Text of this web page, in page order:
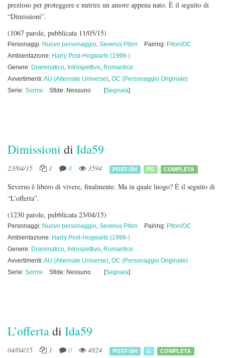
prezioso per proteggere e nutrire un amore appena nato. È il seguito di
“Dimissioni”.
(1067 parole, pubblicata 11/05/15)
Personaggi: Nuovo personaggio, Severus Piton Pairing: Piton/OC
Ambientazione: Harry Post-Hogwarts (1998-)
Genere: Drammatico, Introspettivo, Romantico
Avvertimenti:AU (Alternate Universe), OC (Personaggio Originale)
Serie: Sorrisi Sfide: Nessuno [Segnala]
Dimissioni di Ida59
23/04/15 1 0 3594 POST-DH PG COMPLETA
Severus è libero di vivere, finalmente. Ma in quale luogo? È il seguito di
“L’offerta”.
(1230 parole, pubblicata 23/04/15)
Personaggi: Nuovo personaggio, Severus Piton Pairing: Piton/OC
Ambientazione: Harry Post-Hogwarts (1998-)
Genere: Drammatico, Introspettivo, Romantico
Avvertimenti:AU (Alternate Universe), OC (Personaggio Originale)
Serie: Sorrisi Sfide: Nessuno [Segnala]
L’offertadi Ida59
04/04/15 1 0 4824 POST-DH G COMPLETA